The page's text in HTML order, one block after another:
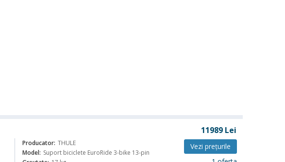
Producator: THULE
Model: Suport biciclete EuroRide 3-bike 13-pin
11989 Lei
Vezi preţurile